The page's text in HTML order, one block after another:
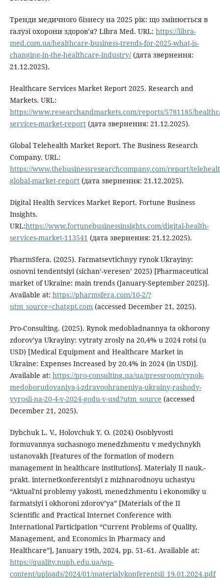
Тренди медичного бізнесу на 2025 рік: що змінюється в
галузі охорони здоров’я? Libra Med. URL: https://libra-
med.com.ua/healthcare-business-trends-for-2025-what-is-
changing-in-the-healthcare-industry/(дата звернення:
21.12.2025).
Healthcare Services Market Report 2025. Research and
Markets. URL:
https://www.researchandmarkets.com/reports/5781185/
services-market-report(дата звернення: 21.12.2025).
Global Telehealth Market Report. The Business Research
Company. URL:
https://www.thebusinessresearchcompany.com/report/
global-market-report(дата звернення: 21.12.2025).
Digital Health Services Market Report. Fortune Business
Insights.
URL:https://www.fortunebusinessinsights.com/digital-health-
services-market-113541 (дата звернення: 21.12.2025).
PharmSfera. (2025). Farmatsevtichnyy rynok Ukrayiny:
osnovni tendentsiyi (sichan’-veresen’ 2025) [Pharmaceutical
market of Ukraine: main trends (January-September 2025)].
Available at: https://pharmsfera.com/10-2/?
utm_source=chatgpt.com (accessed December 21, 2025).
Pro-Consulting. (2025). Rynok medobladnannya ta okhorony
zdorov'ya Ukrayiny: vytraty zrosly na 20,4% u 2024 rotsi (u
USD) [Medical Equipment and Healthcare Market in
Ukraine: Expenses Increased by 20.4% in 2024 (in USD)].
Available at: https://pro-consulting.ua/ua/pressroom/rynok-
medoborudovaniya-i-zdravoohraneniya-ukrainy-rashody-
vyrosli-na-20-4-v-2024-godu-v-usd?utm_source (accessed
December 21, 2025).
Dybchuk L. V., Holovchuk Y. O. (2024) Osoblyvosti
formuvannya suchasnogo menedzhmentu v medychnykh
ustanovakh [Features of the formation of modern
management in healthcare institutions]. Materialy II nauk.-
prakt. internetkonferentsiyi z mizhnarodnoyu uchastyu
“Aktual'ni problemy yakosti, menedzhmentu i ekonomiky u
farmatsiyi i okhoroni zdorov’ya” [Materials of the II
Scientific and Practical Internet Conference with
International Participation “Current Problems of Quality,
Management, and Economics in Pharmacy and
Healthcare”], January 19th, 2024, pp. 51–61. Available at:
https://quality.nuph.edu.ua/wp-
content/uploads/2024/01/materialykonferentsii_19.01.2024.pdf